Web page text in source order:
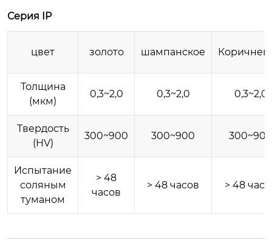
Серия IP
цвет золото шампанское
Толщина
(мкм)
0,3~2,0 0,3~2,0 0,3~2,0
Твердость
(HV)
300~900 300~900 300~900
Испытание
соляным
туманом
> 48
часов
> 48 часов > 48